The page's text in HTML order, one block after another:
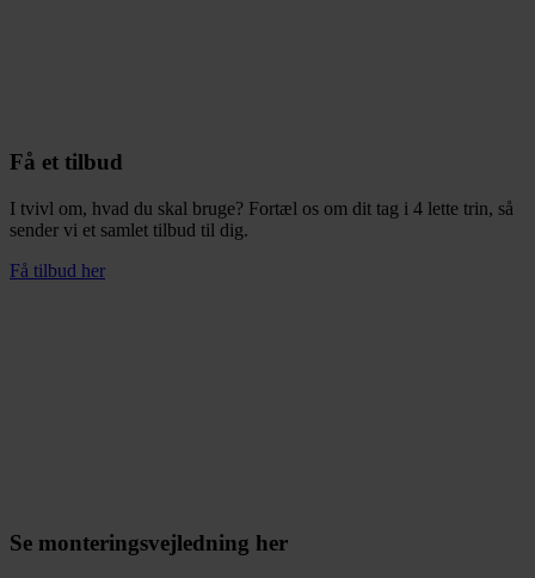
Få et tilbud
I tvivl om, hvad du skal bruge? Fortæl os om dit tag i 4 lette trin, så
sender vi et samlet tilbud til dig.
Få tilbud her
Se monteringsvejledning her